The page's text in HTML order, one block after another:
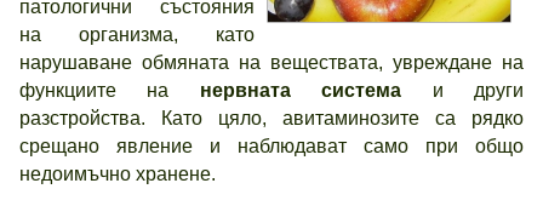
патологични състояния
на организма, като
нарушаване обмяната на веществата, увреждане на
функциите на нервната система и други
разстройства. Като цяло, авитаминозите са рядко
срещано явление и наблюдават само при общо
недоимъчно хранене.